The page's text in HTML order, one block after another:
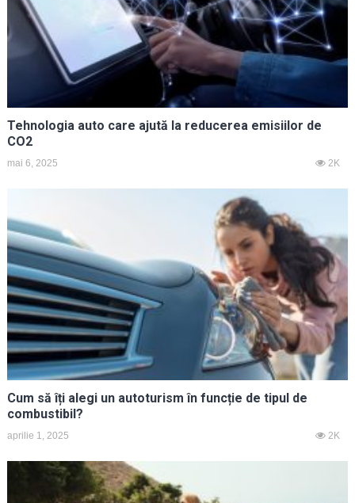
Tehnologia auto care ajută la reducerea emisiilor de
CO2
mai 6, 2025 2K
Cum să îți alegi un autoturism în funcție de tipul de
combustibil?
aprilie 1, 2025 2K